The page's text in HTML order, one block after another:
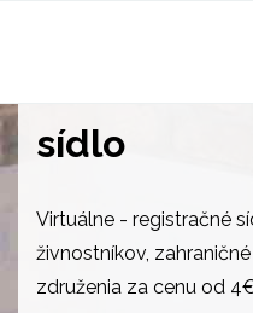
Virtuálne
sídlo
Virtuálne - registračné
živnostníkov,
združenia za cenu od